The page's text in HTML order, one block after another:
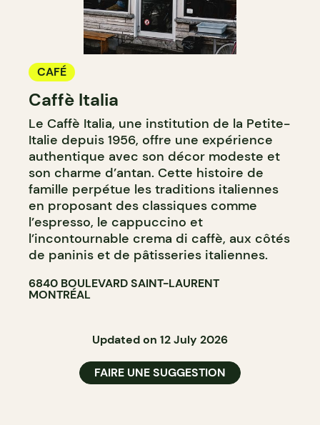
CAFÉ
Caffè Italia
Le Caffè Italia, une institution de la Petite-
Italie depuis 1956, offre une expérience
authentique avec son décor modeste et
son charme d’antan. Cette histoire de
famille perpétue les traditions italiennes
en proposant des classiques comme
l’espresso, le cappuccino et
l’incontournable crema di caffè, aux côtés
de paninis et de pâtisseries italiennes.
6840 BOULEVARD SAINT-LAURENT
MONTRÉAL
Updated on 12 July 2026
FAIRE UNE SUGGESTION